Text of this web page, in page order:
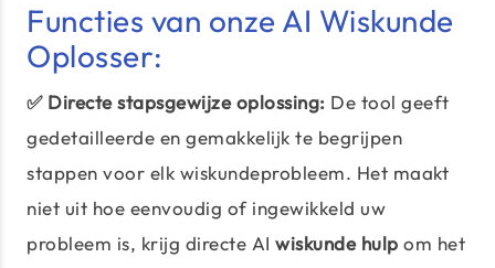
Functies van onze AI Wiskunde
Oplosser:
✅ Directe stapsgewijze oplossing: De tool geeft
gedetailleerde en gemakkelijk te begrijpen
stappen voor elk wiskundeprobleem. Het maakt
niet uit hoe eenvoudig of ingewikkeld uw
probleem is, krijg directe AI wiskunde hulp om het